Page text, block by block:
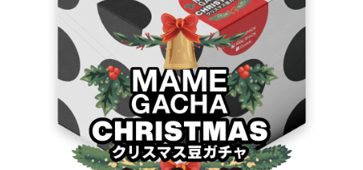
豆ガチャ
ドリップバッグ
コーヒーセット
ミルク・フード類